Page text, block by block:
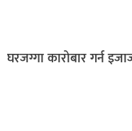
घरजग्गा कारोबार गर्न